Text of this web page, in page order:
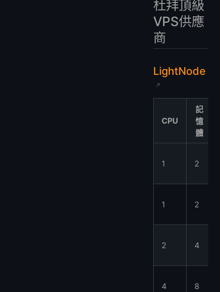
杜拜頂級
VPS供應
商
LightNode
CPU
記
憶
體
1 2
1 2
2 4
4 8